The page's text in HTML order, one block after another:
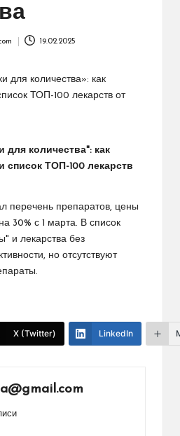
19.02.2025
для количества": как
список ТОП-100 лекарств
перечень препаратов, цены
30% с 1 марта. В список
и лекарства без
но отсутствуют
X (Twitter) LinkedIn